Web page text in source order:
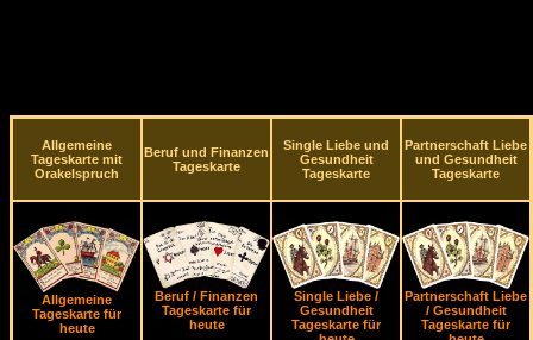
Allgemeine
Tageskarte mit
Orakelspruch
Beruf und Finanzen
Tageskarte
Single Liebe und
Gesundheit
Tageskarte
Partnerschaft Liebe
und Gesundheit
Tageskarte
Allgemeine
Tageskarte für
heute
Beruf / Finanzen
Tageskarte für
heute
Single Liebe /
Gesundheit
Tageskarte für
Partnerschaft Liebe
/ Gesundheit
Tageskarte für